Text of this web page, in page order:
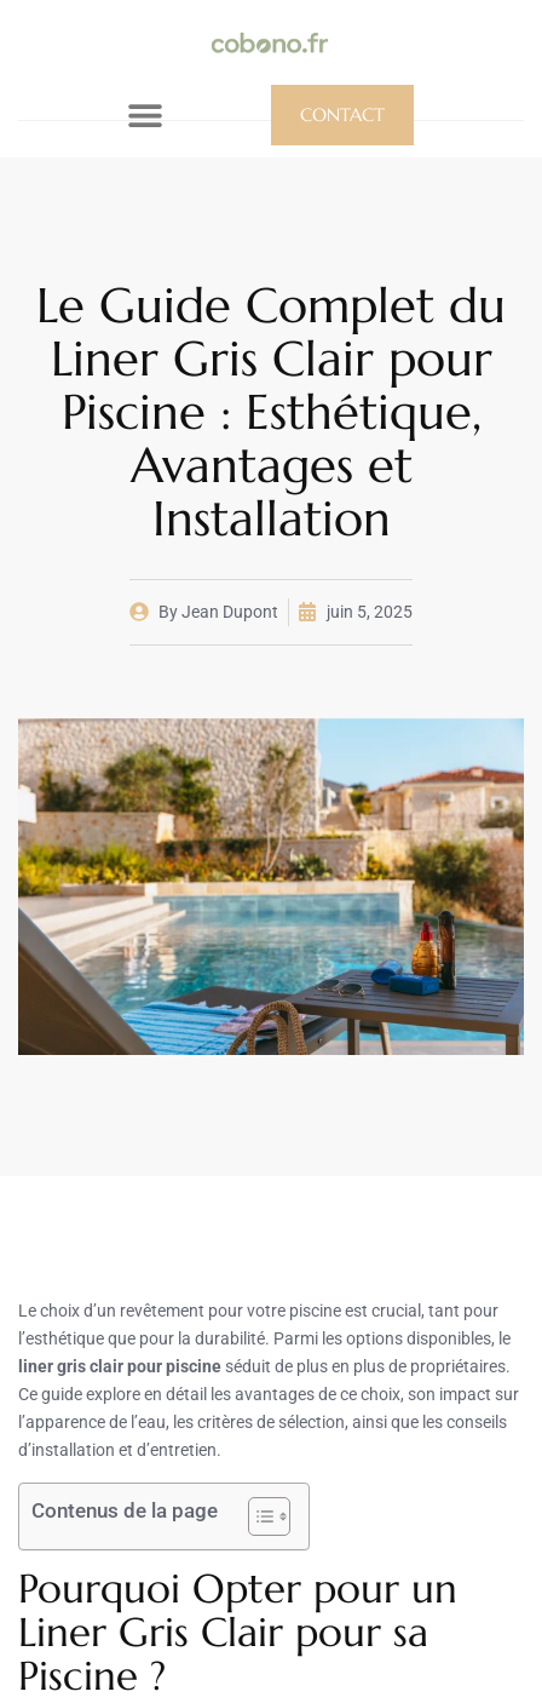
CONTACT
Le Guide Complet du
Liner Gris Clair pour
Piscine : Esthétique,
Avantages et
Installation
ByJean Dupont juin 5, 2025
Le choix d’un revêtement pour votre piscine est crucial, tant pour
l’esthétique que pour la durabilité. Parmi les options disponibles, le
liner gris clair pour piscine séduit de plus en plus de propriétaires.
Ce guide explore en détail les avantages de ce choix, son impact sur
l’apparence de l’eau, les critères de sélection, ainsi que les conseils
d’installation et d’entretien.
Contenus de la page
Pourquoi Opter pour un
Liner Gris Clair pour sa
Piscine ?